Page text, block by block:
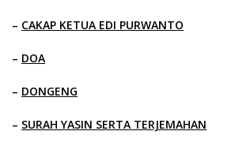
– CAKAP KETUA EDI PURWANTO
– DOA
– DONGENG
– SURAH YASIN SERTA TERJEMAHAN